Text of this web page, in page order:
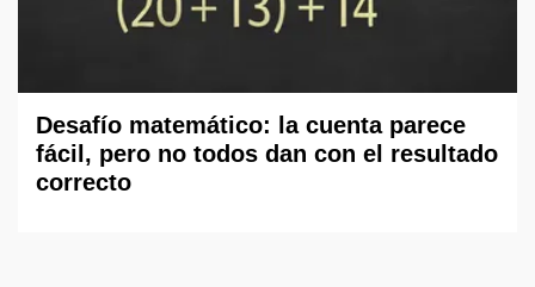
Desafío matemático: la cuenta parece
fácil, pero no todos dan con el resultado
correcto